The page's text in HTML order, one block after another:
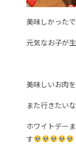
美味しかったで
元気なお子が
美味しいお肉
また行きたい
ホワイトデー
す